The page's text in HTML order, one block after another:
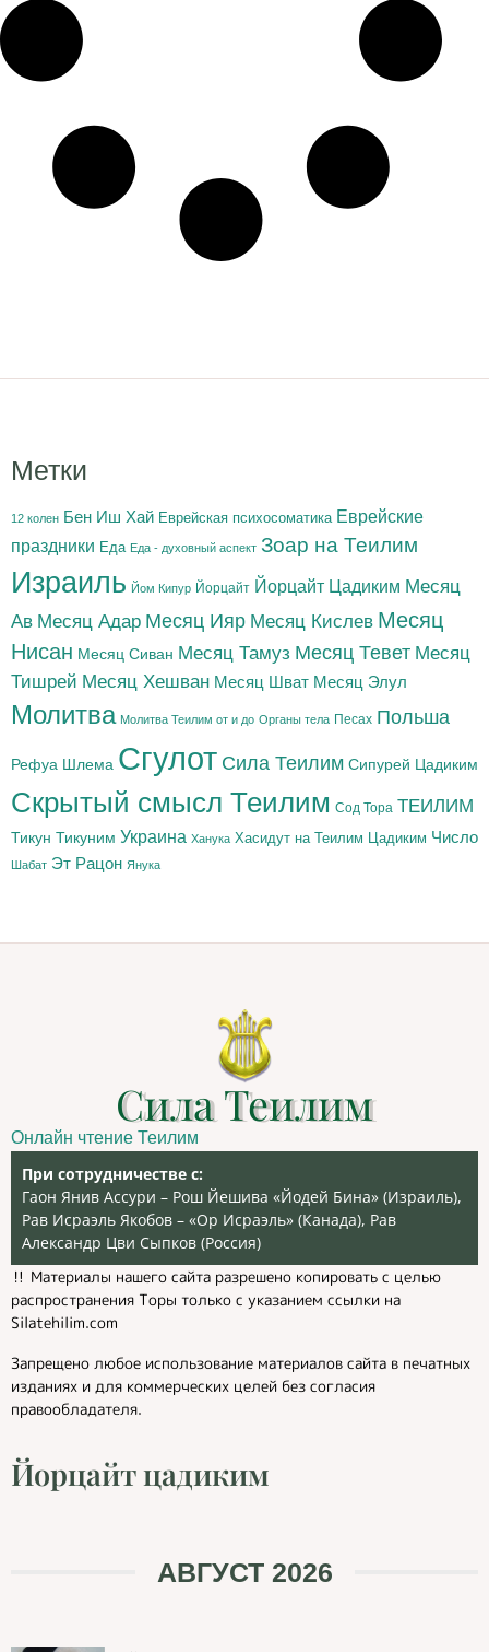
Метки
12 колен Бен Иш Хай Еврейская психосоматика Еврейские
праздники Еда Еда - духовный аспект Зоар на Теилим
Израиль Йом Кипур Йорцайт Йорцайт Цадиким Месяц
Ав Месяц Адар Месяц Ияр Месяц Кислев Месяц
Нисан Месяц Сиван Месяц Тамуз Месяц Тевет Месяц
Тишрей Месяц Хешван Месяц Шват Месяц Элул
Молитва Молитва Теилим от и до Органы тела Песах Польша
Рефуа Шлема Сгулот Сила Теилим Сипурей Цадиким
Скрытый смысл Теилим Сод Тора ТЕИЛИМ
Тикун Тикуним Украина Ханука Хасидут на Теилим Цадиким Число
Шабат Эт Рацон Янука
Сила Теилим
Онлайн чтение Теилим
При сотрудничестве с:
Гаон Янив Ассури – Рош Йешива «Йодей Бина» (Израиль),
Рав Исраэль Якобов – «Ор Исраэль» (Канада), Рав
Александр Цви Сыпков (Россия)
‼️ Материалы нашего сайта разрешено копировать с целью
распространения Торы только с указанием ссылки на
Silatehilim.com
Запрещено любое использование материалов сайта в печатных
изданиях и для коммерческих целей без согласия
правообладателя.
Йорцайт цадиким
АВГУСТ 2026